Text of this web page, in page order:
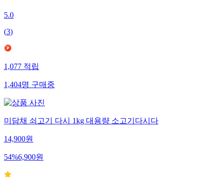
5.0
(3)
1,077적립
1,404명구매중
미담채 쇠고기 다시 1kg 대용량 소고기다시다
14,900원
54%6,900원